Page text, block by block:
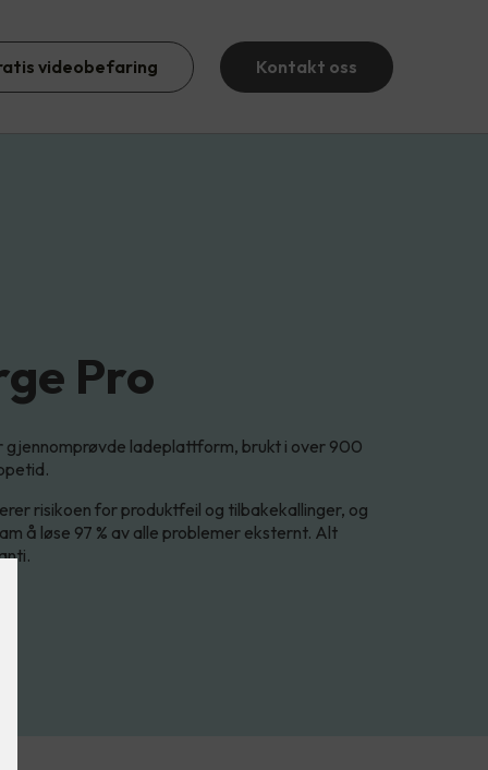
videobefaring Kontakt oss
Pro
gjennomprøvde ladeplattform, brukt i over 900
risikoen for produktfeil og tilbakekallinger, og
å løse 97 % av alle problemer eksternt. Alt